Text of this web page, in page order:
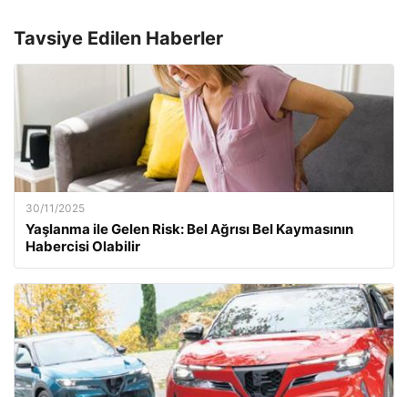
Tavsiye Edilen Haberler
30/11/2025
Yaşlanma ile Gelen Risk: Bel Ağrısı Bel Kaymasının
Habercisi Olabilir